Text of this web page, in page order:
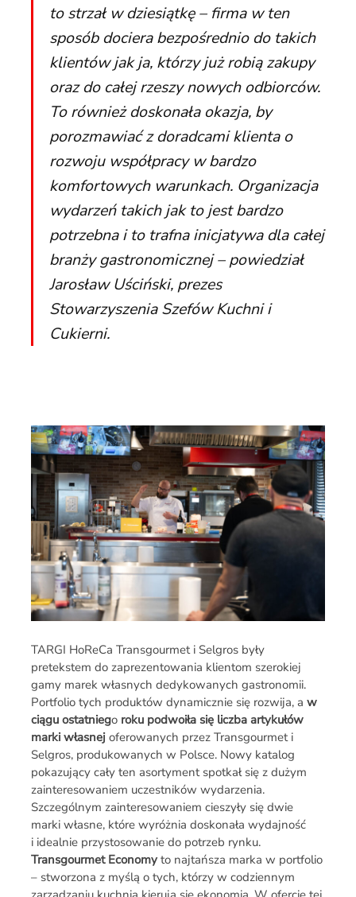
to strzał w dziesiątkę – firma w ten
sposób dociera bezpośrednio do takich
klientów jak ja, którzy już robią zakupy
oraz do całej rzeszy nowych odbiorców.
To również doskonała okazja, by
porozmawiać z doradcami klienta o
rozwoju współpracy w bardzo
komfortowych warunkach. Organizacja
wydarzeń takich jak to jest bardzo
potrzebna i to trafna inicjatywa dla całej
branży gastronomicznej– powiedział
Jarosław Uściński, prezes
Stowarzyszenia Szefów Kuchni i
Cukierni.
TARGI HoReCa Transgourmet i Selgros były
pretekstem do zaprezentowania klientom szerokiej
gamy marek własnych dedykowanych gastronomii.
Portfolio tych produktów dynamicznie się rozwija, a w
ciągu ostatniego roku podwoiła się liczba artykułów
marki własnejoferowanych przez Transgourmet i
Selgros, produkowanych w Polsce. Nowy katalog
pokazujący cały ten asortyment spotkał się z dużym
zainteresowaniem uczestników wydarzenia.
Szczególnym zainteresowaniem cieszyły się dwie
marki własne, które wyróżnia doskonała wydajność
i idealnie przystosowanie do potrzeb rynku.
Transgourmet Economyto najtańsza marka w portfolio
– stworzona z myślą o tych, którzy w codziennym